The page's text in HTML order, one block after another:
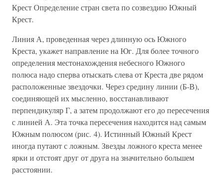
Крест Определение стран света по созвездию Южный
Крест.
Линия А, проведенная через длинную ось Южного
Креста, укажет направление на Юг. Для более точного
определения местонахождения небесного Южного
полюса надо сперва отыскать слева от Креста две рядом
расположенные звездочки. Через средину линии (Б-В),
соединяющей их мысленно, восстанавливают
перпендикуляр Г, а затем продолжают его до пересечения
с линией А. Эта точка пересечения находится над самым
Южным полюсом (рис. 4). Истинный Южный Крест
иногда путают с ложным. Звезды ложного креста менее
ярки и отстоят друг от друга на значительно большем
расстоянии.